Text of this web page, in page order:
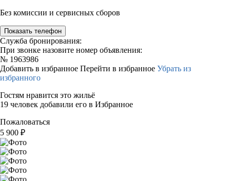
Без комиссии и сервисных сборов
Показать телефон
Служба бронирования:
При звонке назовите номер объявления:
№ 1963986
Добавить в избранное Перейти в избранное Убрать из
избранного
Гостям нравится это жильё
19 человек добавили его в Избранное
Пожаловаться
5 900 ₽